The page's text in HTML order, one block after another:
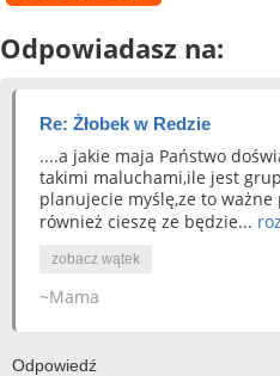
Odpowiadasz na:
Re: Żłobek w Redzie
....a jakie maja Państwo
takimi maluchami,ile jest
planujecie myślę,ze to
również cieszę ze będzie...
zobacz wątek
~Mama
Odpowiedź